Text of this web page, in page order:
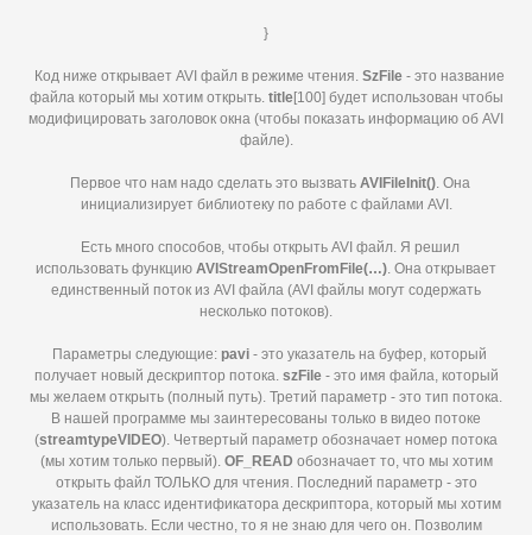
}
Код ниже открывает AVI файл в режиме чтения. SzFile - это название
файла который мы хотим открыть. title[100] будет использован чтобы
модифицировать заголовок окна (чтобы показать информацию об AVI
файле).
Первое что нам надо сделать это вызвать AVIFileInit(). Она
инициализирует библиотеку по работе с файлами AVI.
Есть много способов, чтобы открыть AVI файл. Я решил
использовать функцию AVIStreamOpenFromFile(…). Она открывает
единственный поток из AVI файла (AVI файлы могут содержать
несколько потоков).
Параметры следующие: pavi - это указатель на буфер, который
получает новый дескриптор потока. szFile- это имя файла, который
мы желаем открыть (полный путь). Третий параметр - это тип потока.
В нашей программе мы заинтересованы только в видео потоке
(streamtypeVIDEO). Четвертый параметр обозначает номер потока
(мы хотим только первый). OF_ READ обозначает то, что мы хотим
открыть файл ТОЛЬКО для чтения. Последний параметр - это
указатель на класс идентификатора дескриптора, который мы хотим
использовать. Если честно, то я не знаю для чего он. Позволим